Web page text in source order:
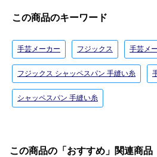
この商品のキーワード
手芸メーカー フジックス 手芸メ
フジックス シャッペスパン 手縫い糸
シャッペスパン 手縫い糸
この商品の「おすすめ」関連商品